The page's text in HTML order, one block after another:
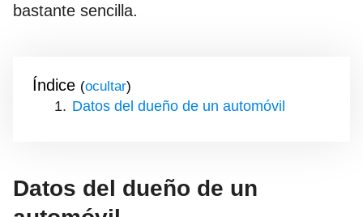
bastante sencilla.
Índice ( )
Datos del dueño de un automóvil
Datos del dueño de un